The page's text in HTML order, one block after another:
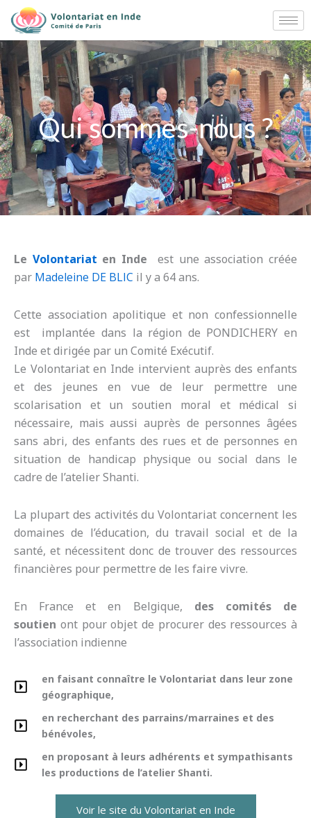
Aller
au
contenu
Qui sommes-nous ?
Le Volontariat en Indeest une association créée
par Madeleine DE BLIC il y a 64 ans.
Cette association apolitique et non confessionnelle
est implantée dans la région de PONDICHERY en
Inde et dirigée par un Comité Exécutif.
Le Volontariat en Inde intervient auprès des enfants
et des jeunes en vue de leur permettre une
scolarisation et un soutien moral et médical si
nécessaire, mais aussi auprès de personnes âgées
sans abri, des enfants des rues et de personnes en
situation de handicap physique ou social dans le
cadre de l’atelier Shanti.
La plupart des activités du Volontariat concernent les
domaines de l’éducation, du travail social et de la
santé, et nécessitent donc de trouver des ressources
financières pour permettre de les faire vivre.
En France et en Belgique, des comités de
soutien ont pour objet de procurer des ressources à
l’association indienne
en faisant connaître le Volontariat dans leur zone
géographique,
en recherchant des parrains/marraines et des
bénévoles,
en proposant à leurs adhérents et sympathisants
les productions de l’atelier Shanti.
Voir le site du Volontariat en Inde